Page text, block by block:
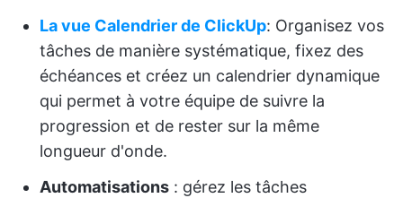
La vue Calendrier de ClickUp: Organisez vos
tâches de manière systématique, fixez des
échéances et créez un calendrier dynamique
qui permet à votre équipe de suivre la
progression et de rester sur la même
longueur d'onde.
Automatisations : gérez les tâches